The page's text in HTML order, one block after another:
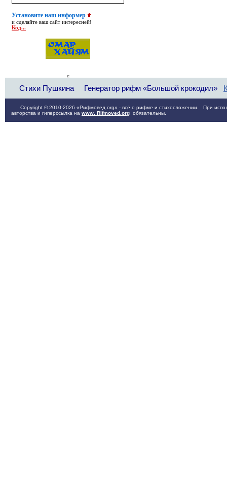
Установите наш информер
и сделайте ваш сайт интересней!
Код...
Стихи Пушкина Генератор рифм «Большой крокодил»
Copyright © 2010-2026 «Рифмовед.org» - всё о рифме и стихосложении. При
авторства и гиперссылка на www. Rifmoved.org обязательны.